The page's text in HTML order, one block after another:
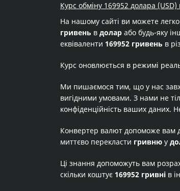
Курс обміну 169952 долара
На нашому сайті ви можете
гривень в долар або будь-яку
еквіваленти 169952 гривень в
Курс оновлюється в режимі
Ми пишаємося тим, що у нас
вигідними умовами. З нами не
конфіденційність ваших даних.
Конвертер валют допоможе вам
миттєво перекласти гривню у
Ці знання допоможуть вам
скільки коштує 169952 гривні в